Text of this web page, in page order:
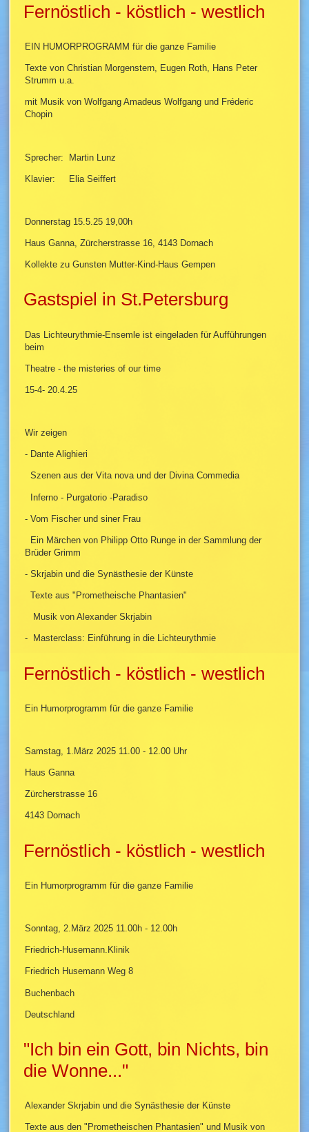
Fernöstlich - köstlich - westlich
EIN HUMORPROGRAMM für die ganze Familie
Texte von Christian Morgenstern, Eugen Roth, Hans Peter
Strumm u.a.
mit Musik von Wolfgang Amadeus Wolfgang und Fréderic
Chopin
Sprecher: Martin Lunz
Klavier: Elia Seiffert
Donnerstag 15.5.25 19,00h
Haus Ganna, Zürcherstrasse 16, 4143 Dornach
Kollekte zu Gunsten Mutter-Kind-Haus Gempen
Gastspiel in St.Petersburg
Das Lichteurythmie-Ensemle ist eingeladen für Aufführungen
beim
Theatre - the misteries of our time
15-4- 20.4.25
Wir zeigen
- Dante Alighieri
Szenen aus der Vita nova und der Divina Commedia
Inferno - Purgatorio -Paradiso
- Vom Fischer und siner Frau
Ein Märchen von Philipp Otto Runge in der Sammlung der
Brüder Grimm
- Skrjabin und die Synästhesie der Künste
Texte aus "Prometheische Phantasien"
Musik von Alexander Skrjabin
- Masterclass: Einführung in die Lichteurythmie
Fernöstlich - köstlich - westlich
Ein Humorprogramm für die ganze Familie
Samstag, 1.März 2025 11.00 - 12.00 Uhr
Haus Ganna
Zürcherstrasse 16
4143 Dornach
Fernöstlich - köstlich - westlich
Ein Humorprogramm für die ganze Familie
Sonntag, 2.März 2025 11.00h - 12.00h
Friedrich-Husemann.Klinik
Friedrich Husemann Weg 8
Buchenbach
Deutschland
"Ich bin ein Gott, bin Nichts, bin
die Wonne..."
Alexander Skrjabin und die Synästhesie der Künste
Texte aus den "Prometheischen Phantasien" und Musik von